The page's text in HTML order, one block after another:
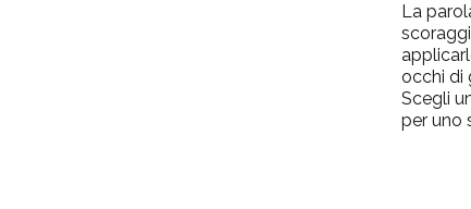
La
occhi di
Scegli
per uno